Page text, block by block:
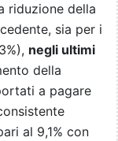
riduzione della
sia per i
negli ultimi
della
a pagare
al 9,1% con